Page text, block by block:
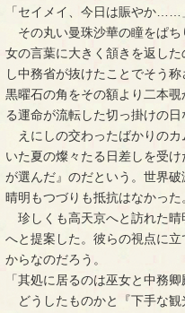
「セイメイ、今日は賑やか……
その丸い曼珠沙華の瞳をぱち
女の言葉に大きく頷きを返し
し中務省が抜けたことでそう
黒曜石の角をその額より二本
る運命が流転した切っ掛けの日
えにしの交わったばかりのカ
いた夏の燦々たる日差しを受
が選んだ』のだという。世界
晴明もつづりも抵抗はなかっ
珍しくも高天京へと訪れた晴
へと提案した。彼らの視点に
からなのだろう。
「其処に居るのは巫女と中務
どうしたものかと『下手な観